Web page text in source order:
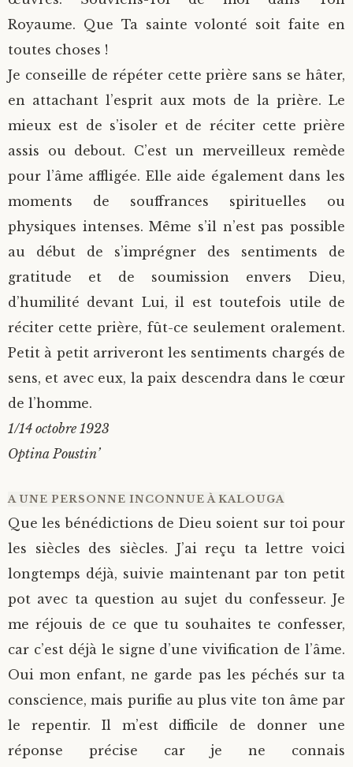
Royaume. Que Ta sainte volonté soit faite en
toutes choses !
Je conseille de répéter cette prière sans se hâter,
en attachant l’esprit aux mots de la prière. Le
mieux est de s’isoler et de réciter cette prière
assis ou debout. C’est un merveilleux remède
pour l’âme affligée. Elle aide également dans les
moments de souffrances spirituelles ou
physiques intenses. Même s’il n’est pas possible
au début de s’imprégner des sentiments de
gratitude et de soumission envers Dieu,
d’humilité devant Lui, il est toutefois utile de
réciter cette prière, fût-ce seulement oralement.
Petit à petit arriveront les sentiments chargés de
sens, et avec eux, la paix descendra dans le cœur
de l’homme.
1/14 octobre 1923
Optina Poustin’
A UNE PERSONNE INCONNUE À KALOUGA
Que les bénédictions de Dieu soient sur toi pour
les siècles des siècles. J’ai reçu ta lettre voici
longtemps déjà, suivie maintenant par ton petit
pot avec ta question au sujet du confesseur. Je
me réjouis de ce que tu souhaites te confesser,
car c’est déjà le signe d’une vivification de l’âme.
Oui mon enfant, ne garde pas les péchés sur ta
conscience, mais purifie au plus vite ton âme par
le repentir. Il m’est difficile de donner une
réponse précise car je ne connais